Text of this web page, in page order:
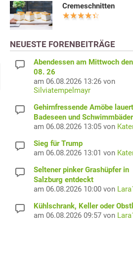
Cremeschnitten
NEUESTE FORENBEITRÄGE
Abendessen am Mittwoch
08. 26
am 06.08.2026 13:26 von
Silviatempelmayr
Gehirnfressende Amöbe
Badeseen und
am 06.08.2026 13:05 von
Sieg für Trump
am 06.08.2026 13:01 von
Seltener pinker Grashüpfer in
Salzburg entdeckt
am 06.08.2026 10:00 von
Kühlschrank, Keller oder
am 06.08.2026 09:57 von